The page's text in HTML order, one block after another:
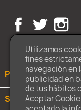
Facebook
Twitter
PRODUCTOS
SOBRE NOSOTROS
Utilizamos
fines
navegación en
publicidad en
de tus hábitos
Aceptar